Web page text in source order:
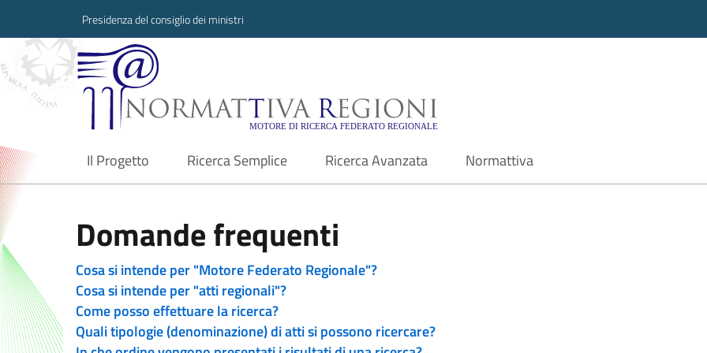
Presidenza del consiglio dei ministri
Normattiva Regioni - Motore di ricerca
Il Progetto
current Ricerca Semplice Ricerca Avanzata Normattiva
Domande frequenti
Cosa si intende per "Motore Federato Regionale"?
Cosa si intende per "atti regionali"?
Come posso effettuare la ricerca?
Quali tipologie (denominazione) di atti si possono ricercare?